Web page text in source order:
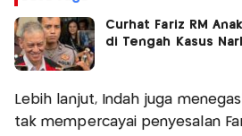
Curhat Fariz RM
di Tengah Kasus
Lebih lanjut, Indah juga
tak mempercayai penyesalan